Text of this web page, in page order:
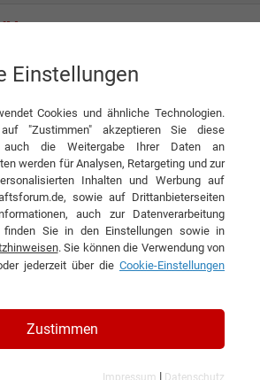
S.p.A
EMPFEHLEN
Einstellungen
Cookies und ähnliche Technologien.
"Zustimmen" akzeptieren Sie diese
auch die Weitergabe Ihrer Daten an
werden für Analysen, Retargeting und zur
Inhalten und Werbung auf
sowie auf Drittanbieterseiten
auch zur Datenverarbeitung
finden Sie in den Einstellungen sowie in
. Sie können die Verwendung von
jederzeit über die Cookie-Einstellungen
Zustimmen
Impressum | Datenschutz